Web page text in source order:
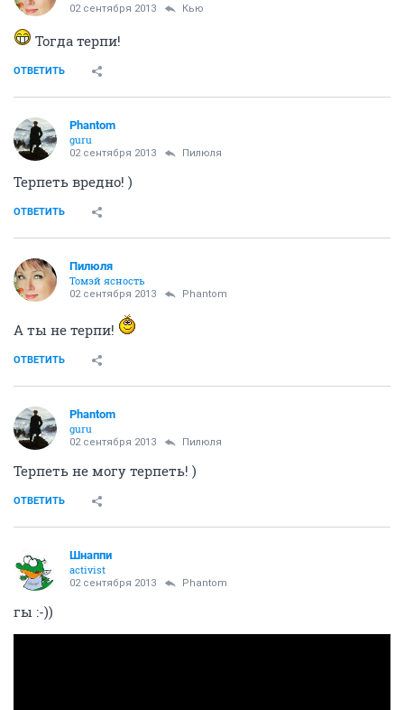
02 сентября 2013 Кью
Тогда терпи!
ОТВЕТИТЬ
Phantom
guru
02 сентября 2013 Пилюля
Терпеть вредно! )
ОТВЕТИТЬ
Пилюля
Томэй ясность
02 сентября 2013 Phantom
А ты не терпи!
ОТВЕТИТЬ
Phantom
guru
02 сентября 2013 Пилюля
Терпеть не могу терпеть! )
ОТВЕТИТЬ
Шнаппи
activist
02 сентября 2013 Phantom
гы :-))